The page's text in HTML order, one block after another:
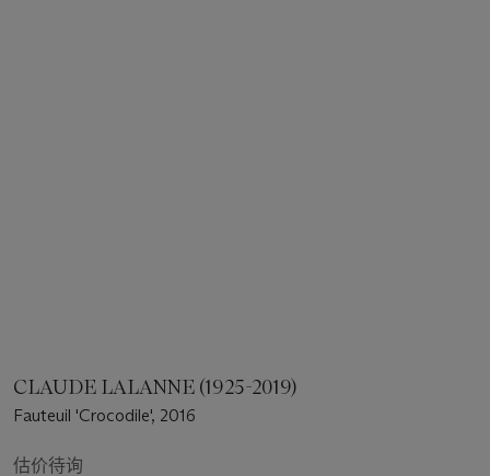
CLAUDE LALANNE (1925-2019)
Fauteuil 'Crocodile', 2016
估价待询